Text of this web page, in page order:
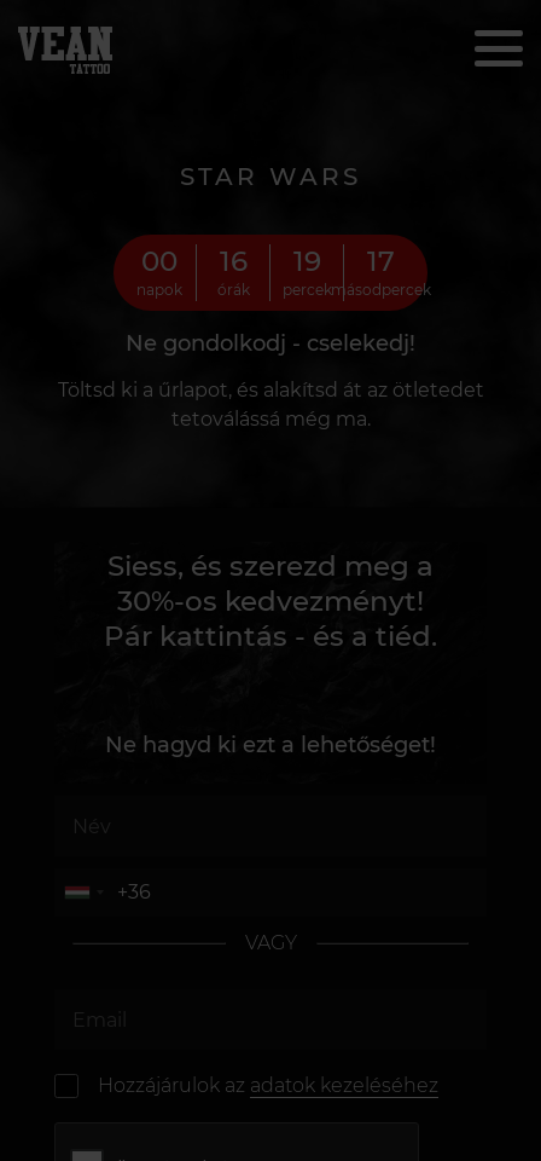
STAR WARS
00
napok
16
órák
19
percek
15
másodpercek
Ne gondolkodj - cselekedj!
Töltsd ki a űrlapot, és alakítsd át az ötletedet
tetoválássá még ma.
Siess, és szerezd meg a
30%-os kedvezményt!
Pár kattintás - és a tiéd.
Ne hagyd ki ezt a lehetőséget!
VAGY
Hozzájárulok az adatok kezeléséhez